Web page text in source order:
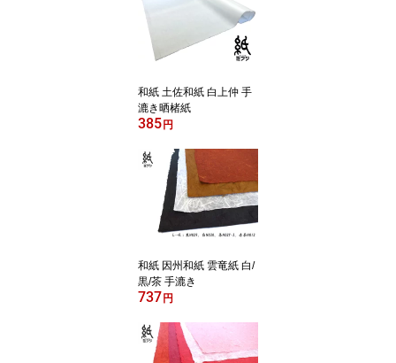
和紙 土佐和紙 白上仲 手
漉き晒楮紙
385 円
和紙 因州和紙 雲竜紙 白/
黒/茶 手漉き
737 円